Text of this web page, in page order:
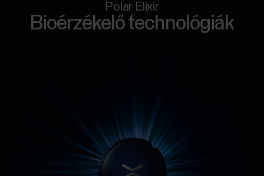
Polar Elixir
Bioérzékelő technológiák